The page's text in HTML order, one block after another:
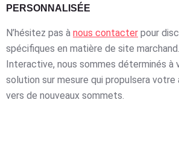
PERSONNALISÉE
N’hésitez pas à nous contacter pour
spécifiques en matière de site
Interactive, nous sommes déterminés à
solution sur mesure qui propulsera
vers de nouveaux sommets.